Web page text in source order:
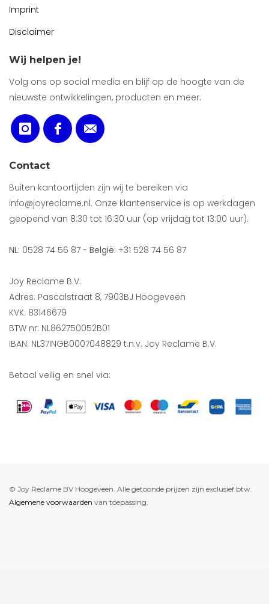
Imprint
Disclaimer
Wij helpen je!
Volg ons op social media en blijf op de hoogte van de
nieuwste ontwikkelingen, producten en meer.
Contact
Buiten kantoortijden zijn wij te bereiken via
info@joyreclame.nl. Onze klantenservice is op werkdagen
geopend van 8:30 tot 16:30 uur (op vrijdag tot 13:00 uur).
NL: 0528 74 56 87 - België: +31 528 74 56 87
Joy Reclame B.V.
Adres: Pascalstraat 8, 7903BJ Hoogeveen
KVK: 83146679
BTW nr: NL862750052B01
IBAN: NL37INGB0007048829 t.n.v. Joy Reclame B.V.
Betaal veilig en snel via:
© Joy Reclame BV Hoogeveen. Alle getoonde prijzen zijn exclusief btw.
Algemene voorwaarden van toepassing.